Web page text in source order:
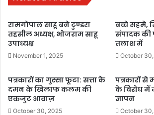
संबंध में जानकारी दी। वहीं मास्टर ट्रेनर अपूर्व प्रियेश
बैलेट सिस्टम (ईटीपीबीएस) और इलेक्शन ड्यूटी
डाला। प्रशिक्षण के दौरान सुरक्षा एवं कानून व्यवस्था एवं
विषयों पर भी विशेषज्ञों ने जानकारियाँ साझा की।
Buland Hindustan
रामगोपाल साहू बने टुण्डरा
तहसील अध्यक्ष, भोजराम साहू
उपाध्यक्ष
November 1, 2025
बच्चे सहमे,
संपादक की
तलाश में
October
पत्रकारों का गुस्सा फूटा: सत्ता के
दमन के खिलाफ कलम की
एकजुट आवाज़
October 30, 2025
पत्रकारों से
के विरोध में
ज्ञापन
October